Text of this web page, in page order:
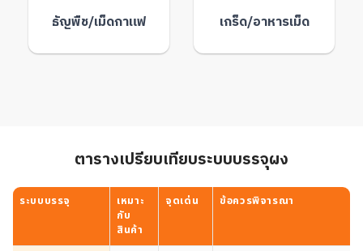
ธัญพืช/เม็ดกาแฟ เกร็ด/อาหารเม็ด
ตารางเปรียบเทียบระบบบรรจุผง
ระบบบรรจุ
เหมาะ
กับ
สินค้า
จุดเด่น ข้อควรพิจารณา